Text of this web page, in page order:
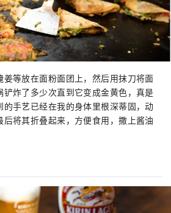
等放在面粉面团上，然后用抹刀将面
炸了多少次直到它变成金黄色，真是
手艺已经在我的身体里根深蒂固，动
将其折叠起来，方便食用，撒上酱油